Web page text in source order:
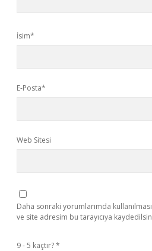
İsim*
E-Posta*
Web Sitesi
Daha sonraki yorumlarımda
ve site adresim bu tarayıcıya
9 - 5 kaçtır?*